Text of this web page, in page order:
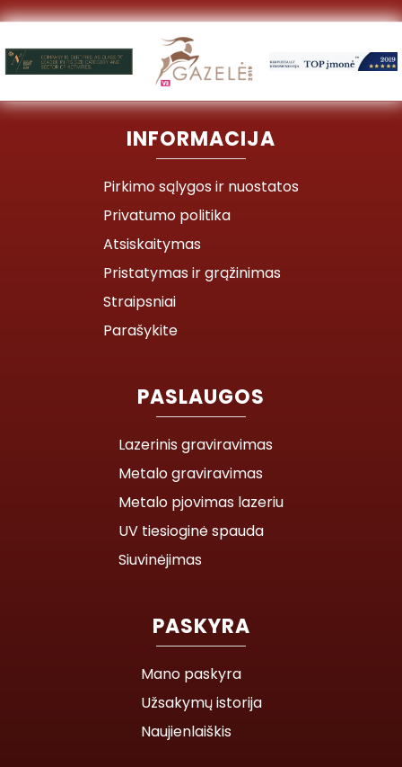
INFORMACIJA
Pirkimo sąlygos ir nuostatos
Privatumo politika
Atsiskaitymas
Pristatymas ir grąžinimas
Straipsniai
Parašykite
PASLAUGOS
Lazerinis graviravimas
Metalo graviravimas
Metalo pjovimas lazeriu
UV tiesioginė spauda
Siuvinėjimas
PASKYRA
Mano paskyra
Užsakymų istorija
Naujienlaiškis